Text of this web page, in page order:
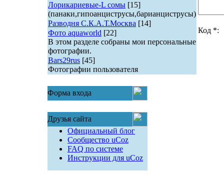
Лорикариевые-L сомы [15]
(панаки,гипоанциструсы,барианциструсы)
Разводня С.К.А.Т.Москва [14]
Фото aquaworld [22]
В этом разделе собраны мои персональные
фотографии.
Bars29rus [45]
Фотографии пользователя
Форма входа
Друзья сайта
Официальный блог
Сообщество uCoz
FAQ по системе
Инструкции для uCoz
Код *: